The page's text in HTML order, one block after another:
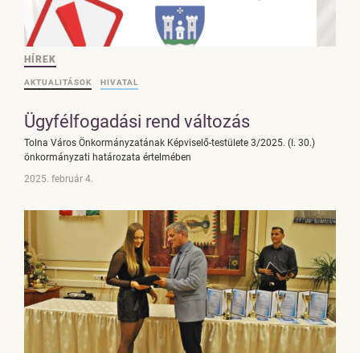
HÍREK
AKTUALITÁSOK HIVATAL
Ügyfélfogadási rend változás
Tolna Város Önkormányzatának Képviselő-testülete 3/2025. (I. 30.)
önkormányzati határozata értelmében
2025. február 4.